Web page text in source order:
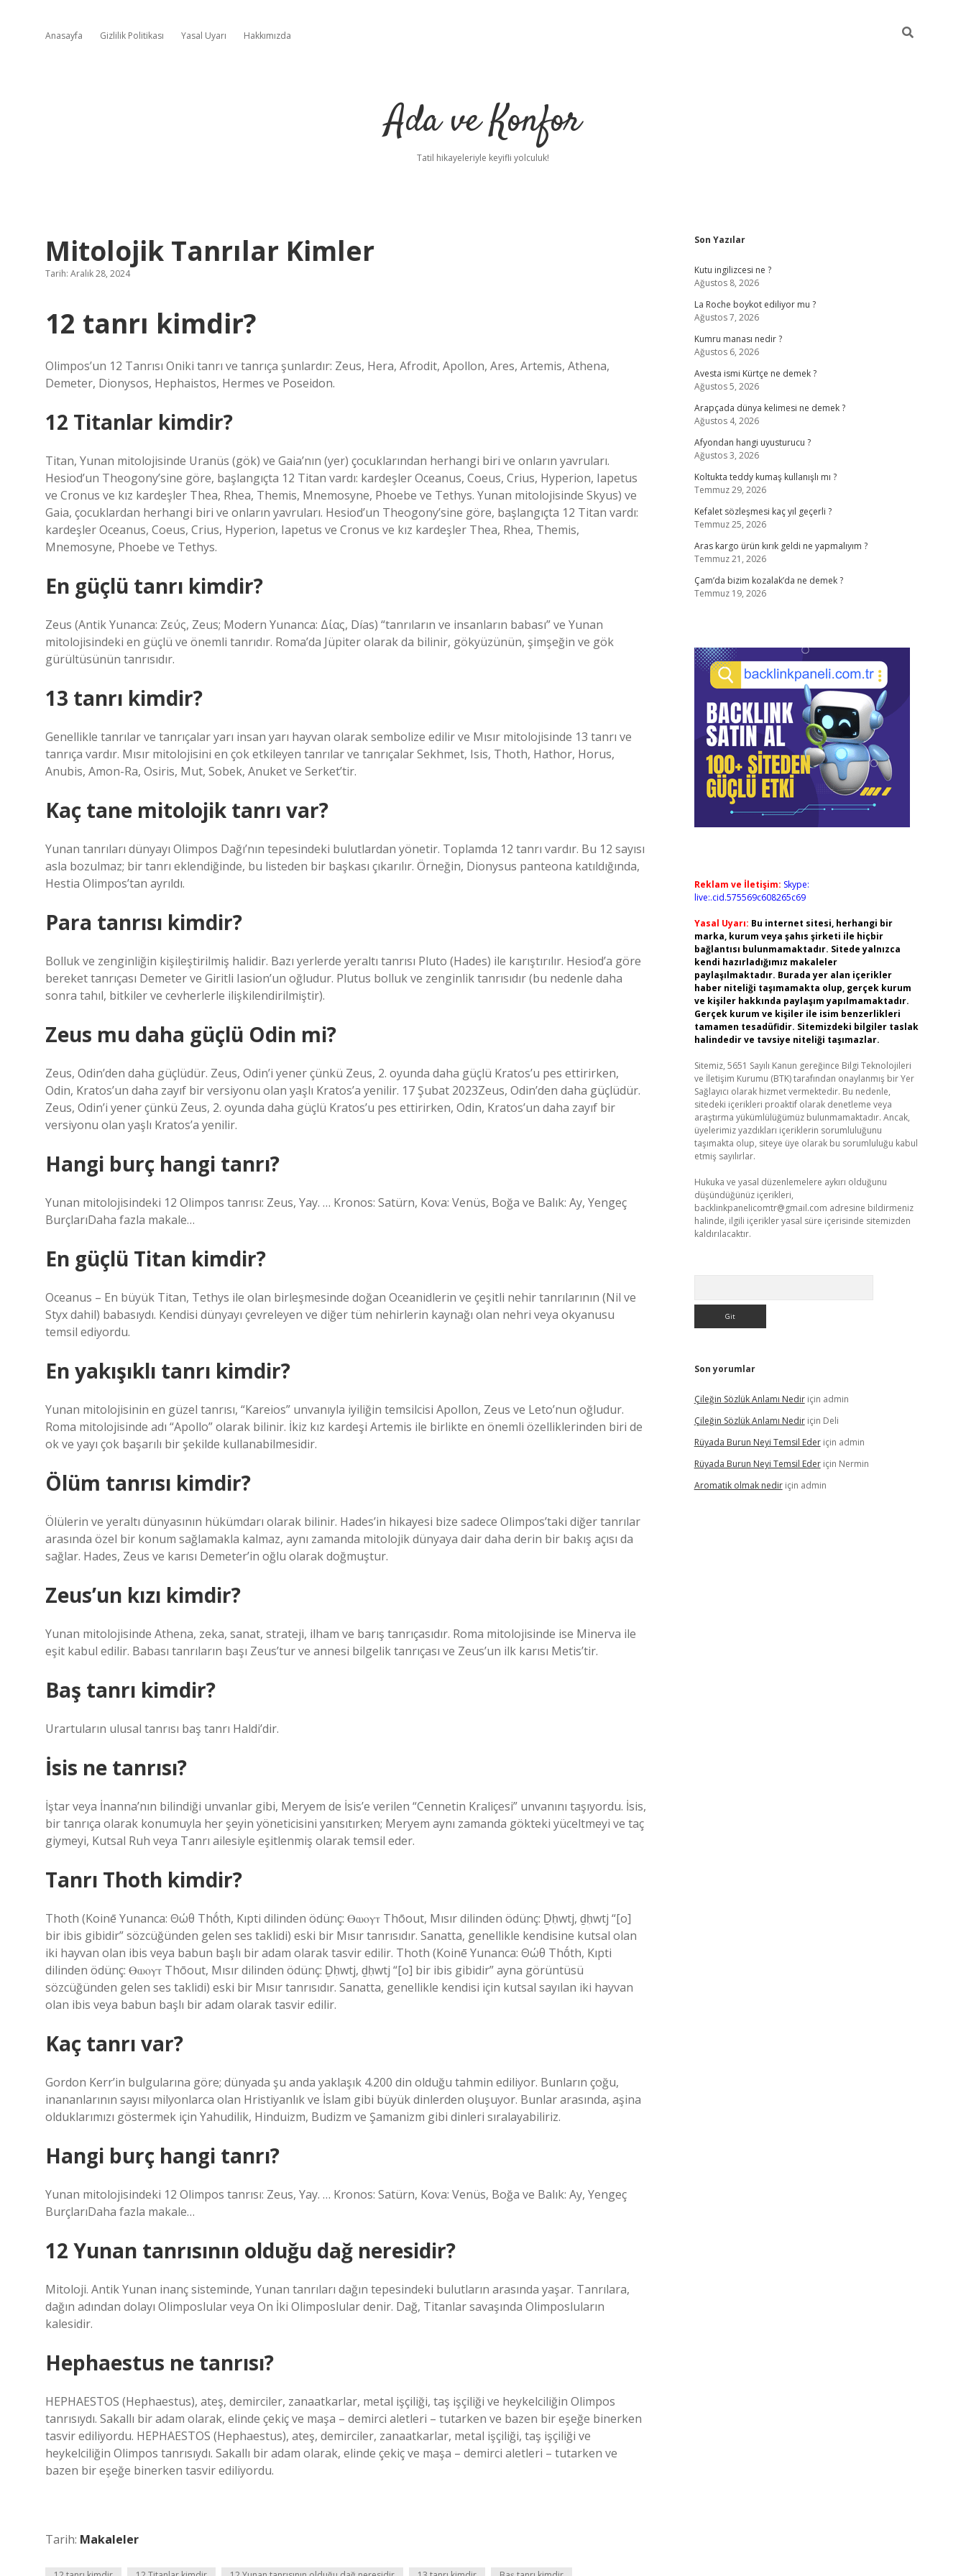
Anasayfa Gizlilik Politikası Yasal Uyarı Hakkımızda
Ada ve Konfor
Tatil hikayeleriyle keyifli yolculuk!
Mitolojik Tanrılar Kimler
Tarih: Aralık 28, 2024
12 tanrı kimdir?
Olimpos’un 12 Tanrısı Oniki tanrı ve tanrıça şunlardır: Zeus, Hera, Afrodit, Apollon, Ares, Artemis, Athena,
Demeter, Dionysos, Hephaistos, Hermes ve Poseidon.
12 Titanlar kimdir?
Titan, Yunan mitolojisinde Uranüs (gök) ve Gaia’nın (yer) çocuklarından herhangi biri ve onların yavruları.
Hesiod’un Theogony’sine göre, başlangıçta 12 Titan vardı: kardeşler Oceanus, Coeus, Crius, Hyperion, Iapetus
ve Cronus ve kız kardeşler Thea, Rhea, Themis, Mnemosyne, Phoebe ve Tethys. Yunan mitolojisinde Skyus) ve
Gaia, çocuklardan herhangi biri ve onların yavruları. Hesiod’un Theogony’sine göre, başlangıçta 12 Titan vardı:
kardeşler Oceanus, Coeus, Crius, Hyperion, Iapetus ve Cronus ve kız kardeşler Thea, Rhea, Themis,
Mnemosyne, Phoebe ve Tethys.
En güçlü tanrı kimdir?
Zeus (Antik Yunanca: Ζεύς, Zeus; Modern Yunanca: Δίας, Días) “tanrıların ve insanların babası” ve Yunan
mitolojisindeki en güçlü ve önemli tanrıdır. Roma’da Jüpiter olarak da bilinir, gökyüzünün, şimşeğin ve gök
gürültüsünün tanrısıdır.
13 tanrı kimdir?
Genellikle tanrılar ve tanrıçalar yarı insan yarı hayvan olarak sembolize edilir ve Mısır mitolojisinde 13 tanrı ve
tanrıça vardır. Mısır mitolojisini en çok etkileyen tanrılar ve tanrıçalar Sekhmet, Isis, Thoth, Hathor, Horus,
Anubis, Amon-Ra, Osiris, Mut, Sobek, Anuket ve Serket’tir.
Kaç tane mitolojik tanrı var?
Yunan tanrıları dünyayı Olimpos Dağı’nın tepesindeki bulutlardan yönetir. Toplamda 12 tanrı vardır. Bu 12 sayısı
asla bozulmaz; bir tanrı eklendiğinde, bu listeden bir başkası çıkarılır. Örneğin, Dionysus panteona katıldığında,
Hestia Olimpos’tan ayrıldı.
Para tanrısı kimdir?
Bolluk ve zenginliğin kişileştirilmiş halidir. Bazı yerlerde yeraltı tanrısı Pluto (Hades) ile karıştırılır. Hesiod’a göre
bereket tanrıçası Demeter ve Giritli Iasion’un oğludur. Plutus bolluk ve zenginlik tanrısıdır (bu nedenle daha
sonra tahıl, bitkiler ve cevherlerle ilişkilendirilmiştir).
Zeus mu daha güçlü Odin mi?
Zeus, Odin’den daha güçlüdür. Zeus, Odin’i yener çünkü Zeus, 2. oyunda daha güçlü Kratos’u pes ettirirken,
Odin, Kratos’un daha zayıf bir versiyonu olan yaşlı Kratos’a yenilir. 17 Şubat 2023Zeus, Odin’den daha güçlüdür.
Zeus, Odin’i yener çünkü Zeus, 2. oyunda daha güçlü Kratos’u pes ettirirken, Odin, Kratos’un daha zayıf bir
versiyonu olan yaşlı Kratos’a yenilir.
Hangi burç hangi tanrı?
Yunan mitolojisindeki 12 Olimpos tanrısı: Zeus, Yay. … Kronos: Satürn, Kova: Venüs, Boğa ve Balık: Ay, Yengeç
BurçlarıDaha fazla makale…
En güçlü Titan kimdir?
Oceanus – En büyük Titan, Tethys ile olan birleşmesinde doğan Oceanidlerin ve çeşitli nehir tanrılarının (Nil ve
Styx dahil) babasıydı. Kendisi dünyayı çevreleyen ve diğer tüm nehirlerin kaynağı olan nehri veya okyanusu
temsil ediyordu.
En yakışıklı tanrı kimdir?
Yunan mitolojisinin en güzel tanrısı, “Kareios” unvanıyla iyiliğin temsilcisi Apollon, Zeus ve Leto’nun oğludur.
Roma mitolojisinde adı “Apollo” olarak bilinir. İkiz kız kardeşi Artemis ile birlikte en önemli özelliklerinden biri de
ok ve yayı çok başarılı bir şekilde kullanabilmesidir.
Ölüm tanrısı kimdir?
Ölülerin ve yeraltı dünyasının hükümdarı olarak bilinir. Hades’in hikayesi bize sadece Olimpos’taki diğer tanrılar
arasında özel bir konum sağlamakla kalmaz, aynı zamanda mitolojik dünyaya dair daha derin bir bakış açısı da
sağlar. Hades, Zeus ve karısı Demeter’in oğlu olarak doğmuştur.
Zeus’un kızı kimdir?
Yunan mitolojisinde Athena, zeka, sanat, strateji, ilham ve barış tanrıçasıdır. Roma mitolojisinde ise Minerva ile
eşit kabul edilir. Babası tanrıların başı Zeus’tur ve annesi bilgelik tanrıçası ve Zeus’un ilk karısı Metis’tir.
Baş tanrı kimdir?
Urartuların ulusal tanrısı baş tanrı Haldi’dir.
İsis ne tanrısı?
İştar veya İnanna’nın bilindiği unvanlar gibi, Meryem de İsis’e verilen “Cennetin Kraliçesi” unvanını taşıyordu. İsis,
bir tanrıça olarak konumuyla her şeyin yöneticisini yansıtırken; Meryem aynı zamanda gökteki yüceltmeyi ve taç
giymeyi, Kutsal Ruh veya Tanrı ailesiyle eşitlenmiş olarak temsil eder.
Tanrı Thoth kimdir?
Thoth (Koinē Yunanca: Θώθ Thṓth, Kıpti dilinden ödünç: Ⲑⲱⲟⲩⲧ Thōout, Mısır dilinden ödünç: Ḏḥwtj, ḏḥwtj “[o]
bir ibis gibidir” sözcüğünden gelen ses taklidi) eski bir Mısır tanrısıdır. Sanatta, genellikle kendisine kutsal olan
iki hayvan olan ibis veya babun başlı bir adam olarak tasvir edilir. Thoth (Koinē Yunanca: Θώθ Thṓth, Kıpti
dilinden ödünç: Ⲑⲱⲟⲩⲧ Thōout, Mısır dilinden ödünç: Ḏḥwtj, ḏḥwtj “[o] bir ibis gibidir” ayna görüntüsü
sözcüğünden gelen ses taklidi) eski bir Mısır tanrısıdır. Sanatta, genellikle kendisi için kutsal sayılan iki hayvan
olan ibis veya babun başlı bir adam olarak tasvir edilir.
Kaç tanrı var?
Gordon Kerr’in bulgularına göre; dünyada şu anda yaklaşık 4.200 din olduğu tahmin ediliyor. Bunların çoğu,
inananlarının sayısı milyonlarca olan Hristiyanlık ve İslam gibi büyük dinlerden oluşuyor. Bunlar arasında, aşina
olduklarımızı göstermek için Yahudilik, Hinduizm, Budizm ve Şamanizm gibi dinleri sıralayabiliriz.
Hangi burç hangi tanrı?
Yunan mitolojisindeki 12 Olimpos tanrısı: Zeus, Yay. … Kronos: Satürn, Kova: Venüs, Boğa ve Balık: Ay, Yengeç
BurçlarıDaha fazla makale…
12 Yunan tanrısının olduğu dağ neresidir?
Mitoloji. Antik Yunan inanç sisteminde, Yunan tanrıları dağın tepesindeki bulutların arasında yaşar. Tanrılara,
dağın adından dolayı Olimposlular veya On İki Olimposlular denir. Dağ, Titanlar savaşında Olimposluların
kalesidir.
Hephaestus ne tanrısı?
HEPHAESTOS (Hephaestus), ateş, demirciler, zanaatkarlar, metal işçiliği, taş işçiliği ve heykelciliğin Olimpos
tanrısıydı. Sakallı bir adam olarak, elinde çekiç ve maşa – demirci aletleri – tutarken ve bazen bir eşeğe binerken
tasvir ediliyordu. HEPHAESTOS (Hephaestus), ateş, demirciler, zanaatkarlar, metal işçiliği, taş işçiliği ve
heykelciliğin Olimpos tanrısıydı. Sakallı bir adam olarak, elinde çekiç ve maşa – demirci aletleri – tutarken ve
bazen bir eşeğe binerken tasvir ediliyordu.
Tarih: Makaleler
Sidebar
Son Yazılar
Kutu ingilizcesi ne ?
Ağustos 8, 2026
La Roche boykot ediliyor mu ?
Ağustos 7, 2026
Kumru manası nedir ?
Ağustos 6, 2026
Avesta ismi Kürtçe ne demek ?
Ağustos 5, 2026
Arapçada dünya kelimesi ne demek ?
Ağustos 4, 2026
Afyondan hangi uyusturucu ?
Ağustos 3, 2026
Koltukta teddy kumaş kullanışlı mı ?
Temmuz 29, 2026
Kefalet sözleşmesi kaç yıl geçerli ?
Temmuz 25, 2026
Aras kargo ürün kırık geldi ne yapmalıyım ?
Temmuz 21, 2026
Çam’da bizim kozalak’da ne demek ?
Temmuz 19, 2026
Reklam ve İletişim: Skype:
live:.cid.575569c608265c69
Yasal Uyarı: Bu internet sitesi, herhangi bir
marka, kurum veya şahıs şirketi ile hiçbir
bağlantısı bulunmamaktadır. Sitede yalnızca
kendi hazırladığımız makaleler
paylaşılmaktadır. Burada yer alan içerikler
haber niteliği taşımamakta olup, gerçek kurum
ve kişiler hakkında paylaşım yapılmamaktadır.
Gerçek kurum ve kişiler ile isim benzerlikleri
tamamen tesadüfidir. Sitemizdeki bilgiler taslak
halindedir ve tavsiye niteliği taşımazlar.
Sitemiz, 5651 Sayılı Kanun gereğince Bilgi Teknolojileri
ve İletişim Kurumu (BTK) tarafından onaylanmış bir Yer
Sağlayıcı olarak hizmet vermektedir. Bu nedenle,
sitedeki içerikleri proaktif olarak denetleme veya
araştırma yükümlülüğümüz bulunmamaktadır. Ancak,
üyelerimiz yazdıkları içeriklerin sorumluluğunu
taşımakta olup, siteye üye olarak bu sorumluluğu kabul
etmiş sayılırlar.
Hukuka ve yasal düzenlemelere aykırı olduğunu
düşündüğünüz içerikleri,
backlinkpanelicomtr@gmail.com adresine bildirmeniz
halinde, ilgili içerikler yasal süre içerisinde sitemizden
kaldırılacaktır.
Son yorumlar
Çileğin Sözlük Anlamı Nediriçin admin
Çileğin Sözlük Anlamı Nediriçin Deli
Rüyada Burun Neyi Temsil Ederiçin admin
Rüyada Burun Neyi Temsil Ederiçin Nermin
Aromatik olmak nediriçin admin